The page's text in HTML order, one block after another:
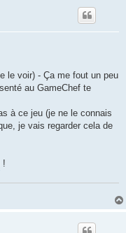
le voir) - Ça me fout un peu
au GameChef te
à ce jeu (je ne le connais
je vais regarder cela de
!